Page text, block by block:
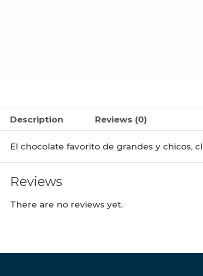
Description Reviews (0)
El chocolate favorito de grandes y chicos,
Reviews
There are no reviews yet.